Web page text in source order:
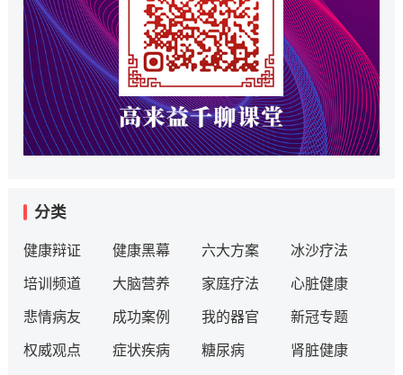
分类
健康辩证 健康黑幕 六大方案 冰沙疗法
培训频道 大脑营养 家庭疗法 心脏健康
悲情病友 成功案例 我的器官 新冠专题
权威观点 症状疾病 糖尿病 肾脏健康